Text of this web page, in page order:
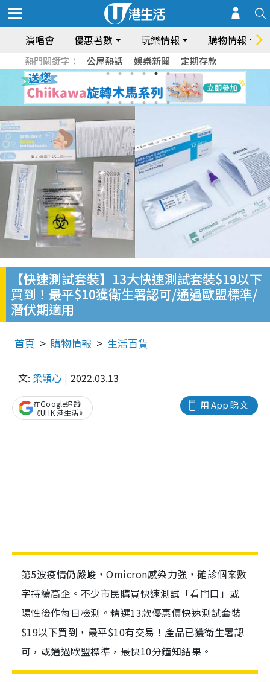
演唱會 優惠著數 玩樂情報 購物情報
熱門關鍵字： 公屋熱話 娛樂新聞 定期存款
【快速測試套裝】13大快速測試套裝$19以下
買到！最平$10獲衛生署認可/通過歐盟標準/
潛伏期適用
首頁 購物情報 生活百貨
文: 梁穎心 2022.03.13
用 App 睇文
在Google追蹤
《UHK 港生活》
第5波疫情仍嚴峻，Omicron感染力強，確診個案數
字持續高企。不少市民購買快速測試「看門口」或
陽性後作每日檢測。精選13款優惠價快速測試套裝
$19以下買到，最平$10有交易！產品已獲衛生署認
可，或通過歐盟標準，最快10分鐘知結果。